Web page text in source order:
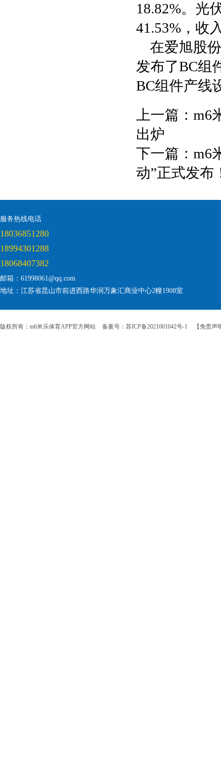
18.82%。光
41.53%，收
在爱旭股
发布了BC组
BC组件产线
上一篇： m6
出炉
下一篇： m6
动”正式发布
服务热线电话
18036851280
18994301288
18068407382
邮箱：61998061@qq.com
地址：江苏省昆山市前进西路华润万象汇商业中心2幢1908室
版权所有：m6米乐体育APP官方网站 备案号：苏ICP备2021001042号-1 【免责声